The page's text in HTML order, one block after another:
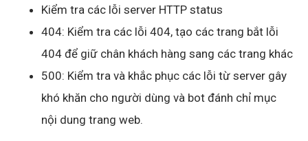
Kiểm tra các lỗi server HTTP status
404: Kiểm tra các lỗi 404, tạo các trang bắt lỗi
404 để giữ chân khách hàng sang các trang khác
500: Kiểm tra và khắc phục các lỗi từ server gây
khó khăn cho người dùng và bot đánh chỉ mục
nội dung trang web.